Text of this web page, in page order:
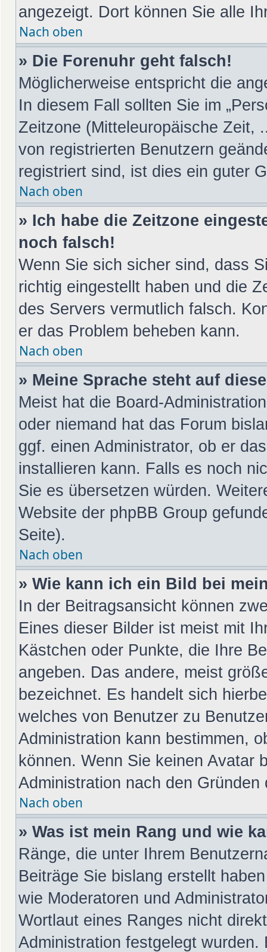
angezeigt. Dort können Sie alle
Nach oben
» Die Forenuhr geht falsch!
Möglicherweise entspricht die
In diesem Fall sollten Sie im
Zeitzone (Mitteleuropäische Zeit,
von registrierten Benutzern
registriert sind, ist dies ein guter
Nach oben
» Ich habe die Zeitzone
noch falsch!
Wenn Sie sich sicher sind, dass
richtig eingestellt haben und die
des Servers vermutlich falsch.
er das Problem beheben kann.
Nach oben
» Meine Sprache steht auf
Meist hat die Board-
oder niemand hat das Forum
ggf. einen Administrator, ob er
installieren kann. Falls es noch
Sie es übersetzen würden.
Website der phpBB Group
Seite).
Nach oben
» Wie kann ich ein Bild bei
In der Beitragsansicht können
Eines dieser Bilder ist meist mit
Kästchen oder Punkte, die Ihre
angeben. Das andere, meist
bezeichnet. Es handelt sich
welches von Benutzer zu
Administration kann bestimmen,
können. Wenn Sie keinen Avatar
Administration nach den Gründen
Nach oben
» Was ist mein Rang und wie
Ränge, die unter Ihrem
Beiträge Sie bislang erstellt
wie Moderatoren und
Wortlaut eines Ranges nicht
Administration festgelegt